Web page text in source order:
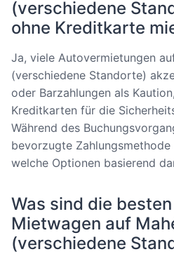
(verschiedene
ohne Kreditkarte
Ja, viele Autovermietungen
(verschiedene Standorte)
oder Barzahlungen als
Kreditkarten für die
Während des
bevorzugte Zahlungsmethode
welche Optionen basierend
Was sind die
Mietwagen auf
(verschiedene